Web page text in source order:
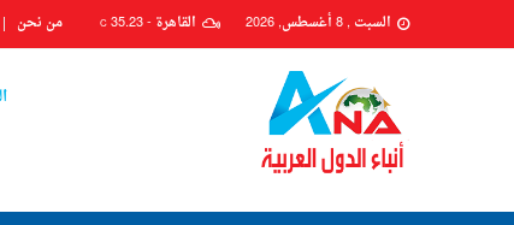
السبت , 8 أغسطس, 2026 القاهرة -35.23
C من نحن